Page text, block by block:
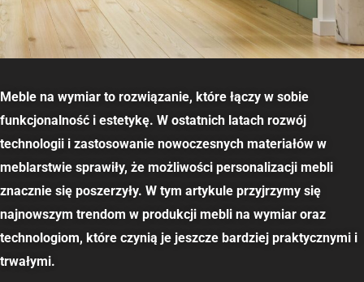
Meble na wymiar to rozwiązanie, które łączy w sobie
funkcjonalność i estetykę. W ostatnich latach rozwój
technologii i zastosowanie nowoczesnych materiałów w
meblarstwie sprawiły, że możliwości personalizacji mebli
znacznie się poszerzyły. W tym artykule przyjrzymy się
najnowszym trendom w produkcji mebli na wymiar oraz
technologiom, które czynią je jeszcze bardziej praktycznymi i
trwałymi.